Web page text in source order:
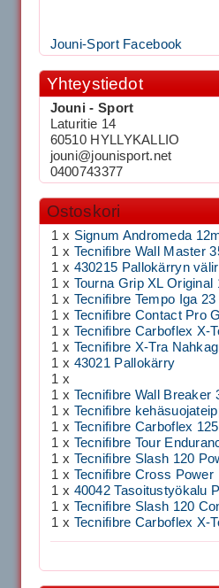
Jouni-Sport Facebook
Yhteystiedot
Jouni - Sport
Laturitie 14
60510 HYLLYKALLIO
jouni@jounisport.net
0400743377
Ostoskori
1 x Signum Andromeda
1 x Tecnifibre Wall Master
1 x 430215 Pallokärryn
1 x Tourna Grip XL Original
1 x Tecnifibre Tempo Iga 23
1 x Tecnifibre Contact Pro
1 x Tecnifibre Carboflex X-
1 x Tecnifibre X-Tra
1 x 43021 Pallokärry
1 x
1 x Tecnifibre Wall Breaker
1 x Tecnifibre
1 x Tecnifibre Carboflex
1 x Tecnifibre Tour
1 x Tecnifibre Slash 120
1 x Tecnifibre Cross Power
1 x 40042 Tasoitustyökalu
1 x Tecnifibre Slash 120
1 x Tecnifibre Carboflex X-